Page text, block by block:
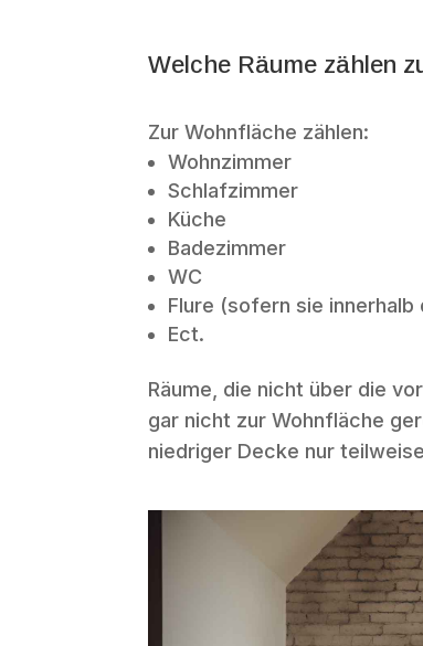
Welche Räume zählen
Zur Wohnfläche zählen:
Wohnzimmer
Schlafzimmer
Küche
Badezimmer
WC
Flure (sofern sie innerhalb
Ect.
Räume, die nicht über die
gar nicht zur Wohnfläche
niedriger Decke nur